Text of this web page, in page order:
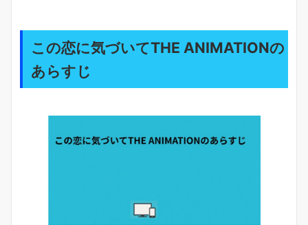
この恋に気づいてTHE ANIMATIONの
あらすじ